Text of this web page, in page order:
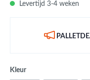
Levertijd 3-4 weken
Kleur